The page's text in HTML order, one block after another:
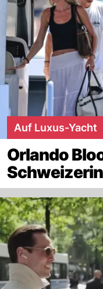
Auf Luxus-Yacht
Orlando